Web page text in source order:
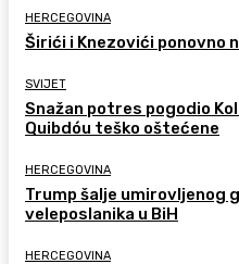
HERCEGOVINA
Širići i Knezovići ponovno
SVIJET
Snažan potres pogodio
Quibdóu teško oštećene
HERCEGOVINA
Trump šalje umirovljenog
veleposlanika u BiH
HERCEGOVINA